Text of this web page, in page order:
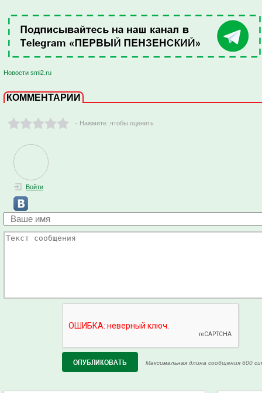
Новости smi2.ru
КОММЕНТАРИИ
- Нажмите ,чтобы оценить
Войти
Максимальная длина сообщения 600